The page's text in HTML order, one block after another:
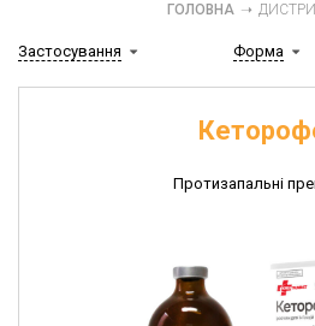
ГОЛОВНА ➝
Застосування Форма
Протизапальні